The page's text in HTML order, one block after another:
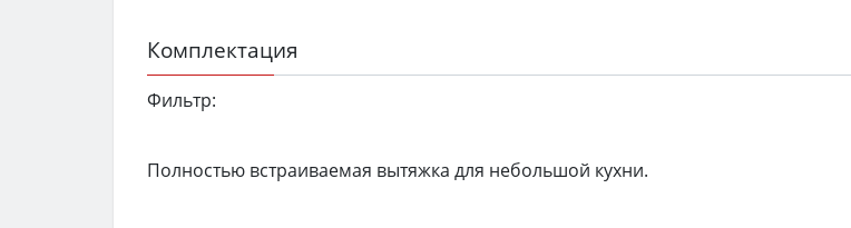
Комплектация
Фильтр:
Полностью встраиваемая вытяжка для небольшой кухни.